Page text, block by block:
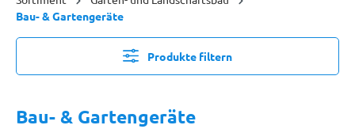
Bau- & Gartengeräte
Produkte filtern
Bau- & Gartengeräte